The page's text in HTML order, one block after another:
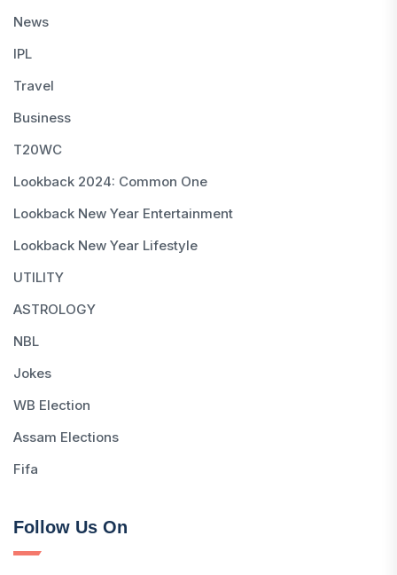
News
IPL
Travel
Business
T20WC
Lookback 2024: Common One
Lookback New Year Entertainment
Lookback New Year Lifestyle
UTILITY
ASTROLOGY
NBL
Jokes
WB Election
Assam Elections
Fifa
Follow Us On